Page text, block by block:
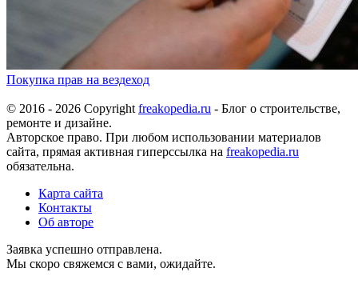
Покупка прав на вездеход
© 2016 - 2026 Copyright freakopedia.ru - Блог о строительстве,
ремонте и дизайне.
Авторское право. При любом использовании материалов
сайта, прямая активная гиперссылка на freakopedia.ru
обязательна.
Карта сайта
Контакты
Об авторе
Заявка успешно отправлена.
Мы скоро свяжемся с вами, ожидайте.